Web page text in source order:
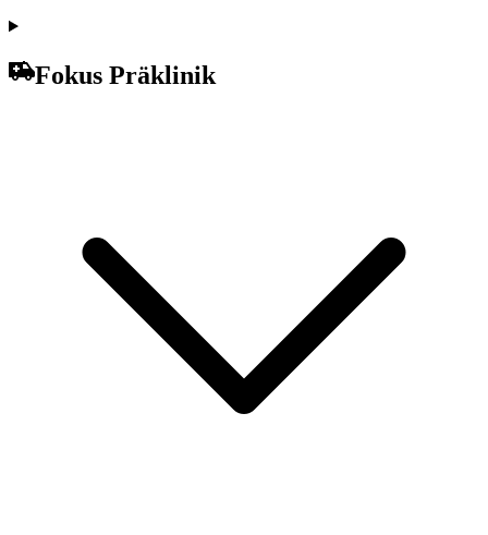
Fokus Präklinik